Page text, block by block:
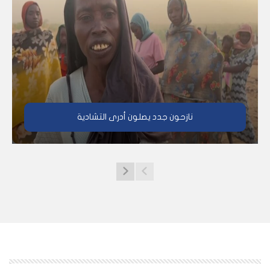
نازحون جدد يصلون أدرى التشادية